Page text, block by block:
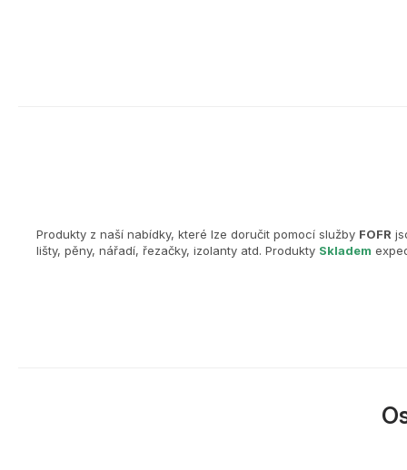
Produkty z naší nabídky, které lze doručit pomocí služby FOFR
lišty, pěny, nářadí, řezačky, izolanty atd. Produkty Skladem